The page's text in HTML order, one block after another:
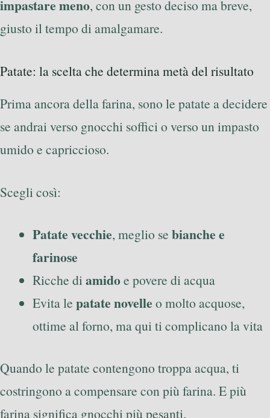
impastare meno, con un gesto deciso ma breve,
giusto il tempo di amalgamare.
Patate: la scelta che determina metà del risultato
Prima ancora della farina, sono le patate a decidere
se andrai verso gnocchi soffici o verso un impasto
umido e capriccioso.
Scegli così:
Patate vecchie, meglio se bianche e
farinose
Ricche diamidoe povere di acqua
Evita le patate novelle o molto acquose,
ottime al forno, ma qui ti complicano la vita
Quando le patate contengono troppa acqua, ti
costringono a compensare con più farina. E più
farina significa gnocchi più pesanti.